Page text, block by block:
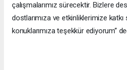
çalışmalarımız sürecektir. Bizlere
dostlarımıza ve etkinliklerimize katkı
konuklarımıza teşekkür ediyorum”